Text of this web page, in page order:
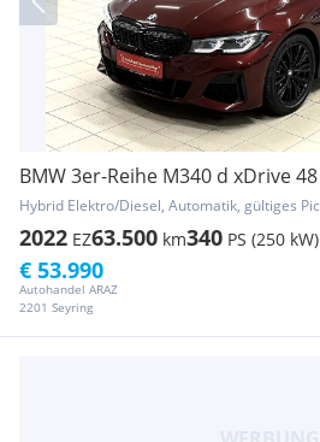
2022 EZ63.500 km340 PS (250 kW)
Autohandel ARAZ
2201 Seyring
€ 53.990